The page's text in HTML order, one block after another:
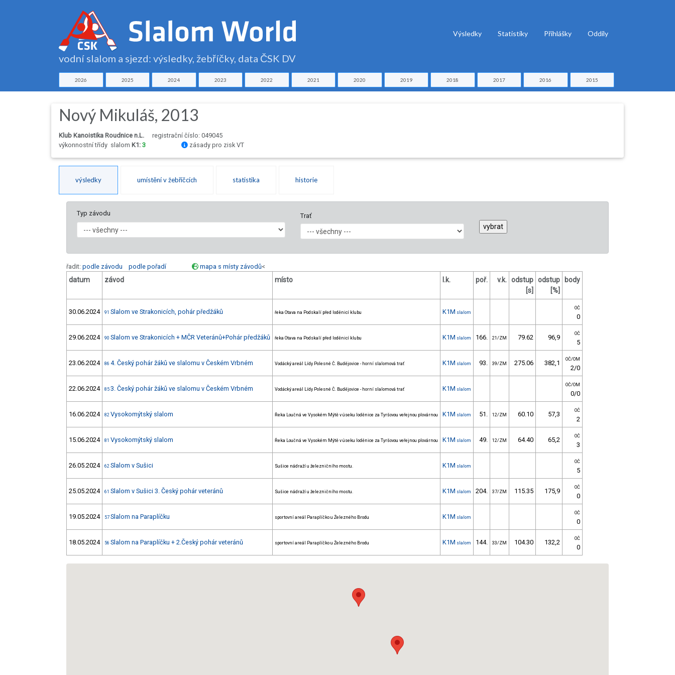
vodní slalom a sjezd: výsledky, žebříčky, data ČSK DV
Výsledky Statistiky Přihlášky Oddíly
2026 2025 2024 2023 2022 2021 2020 2019 2018 2017 2016 2015
Nový Mikuláš, 2013
Klub Kanoistika Roudnice n.L.
registrační číslo: 049045
výkonnostní třídy slalom K1: 3 zásady pro zisk VT
výsledky umístění v žebříčcích statistika historie
Typ závodu Trať
řadit: podle závodu podle pořadí mapa s místy závodů<
datum závod místo l.k. poř. v.k. odstup
[s]
odstup
[%]
body
30.06.2024 91 Slalom ve Strakonicích, pohár předžáků řeka Otava na Podskalí před loděnicí klubu K1M slalom
OČ
0
29.06.2024 90 Slalom ve Strakonicích + MČR Veteránů+Pohár předžáků řeka Otava na Podskalí před loděnicí klubu K1M slalom 166. 21/ZM 79.62 96,9 OČ
5
23.06.2024 86 4. Český pohár žáků ve slalomu v Českém Vrbném Vodácký areál Lídy Polesné Č. Budějovice - horní slalomová trať K1M slalom 93. 39/ZM 275.06 382,1 OČ/OM
2/0
22.06.2024 85 3. Český pohár žáků ve slalomu v Českém Vrbném Vodácký areál Lídy Polesné Č. Budějovice - horní slalomová trať K1M slalom
OČ/OM
0/0
16.06.2024 82 Vysokomýtský slalom Řeka Loučná ve Vysokém Mýtě v úseku loděnice za Tyršovou veřejnou plovárnou K1M slalom 51. 12/ZM 60.10 57,3 OČ
2
15.06.2024 81 Vysokomýtský slalom Řeka Loučná ve Vysokém Mýtě v úseku loděnice za Tyršovou veřejnou plovárnou K1M slalom 49. 12/ZM 64.40 65,2 OČ
3
26.05.2024 62 Slalom v Sušici Sušice nádraží u železničního mostu. K1M slalom
OČ
5
25.05.2024 61 Slalom v Sušici 3. Český pohár veteránů Sušice nádraží u železničního mostu. K1M slalom 204. 37/ZM 115.35 175,9 OČ
0
19.05.2024 57 Slalom na Paraplíčku sportovní areál Paraplíčko u Železného Brodu K1M slalom
OČ
0
18.05.2024 56 Slalom na Paraplíčku + 2.Český pohár veteránů sportovní areál Paraplíčko u Železného Brodu K1M slalom 144. 33/ZM 104.30 132,2 OČ
0